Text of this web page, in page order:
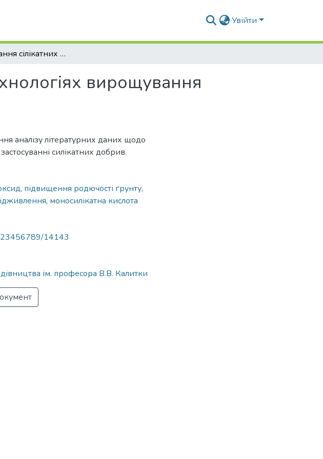
Увійти
Застосування сілікатних добрив в технологіях вирощування сільськогосподарських культур
вирощування
аналізу літературних даних щодо
силікатних добрив.
, підвищення родючості ґрунту,
, моносилікатна кислота
14143
ім. професора В.В. Калитки